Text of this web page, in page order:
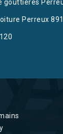
gouttières
Perreux